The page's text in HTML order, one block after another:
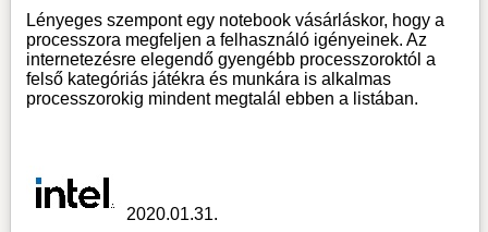
Lényeges szempont egy notebook vásárláskor, hogy a
processzora megfeljen a felhasználó igényeinek. Az
internetezésre elegendő gyengébb processzoroktól a
felső kategóriás játékra és munkára is alkalmas
processzorokig mindent megtalál ebben a listában.
2020.01.31.